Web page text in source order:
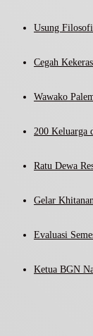
Usung
Cegah
Wawako
200 Keluarga
Ratu Dewa
Gelar
Evaluasi
Ketua BGN